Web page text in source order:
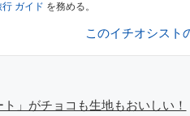
ガイド を務める。
このイチオシスト
」がチョコも生地もおいしい！